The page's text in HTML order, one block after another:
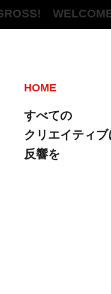
WELCOME!
HOME
すべての
クリエイティブ
反響を